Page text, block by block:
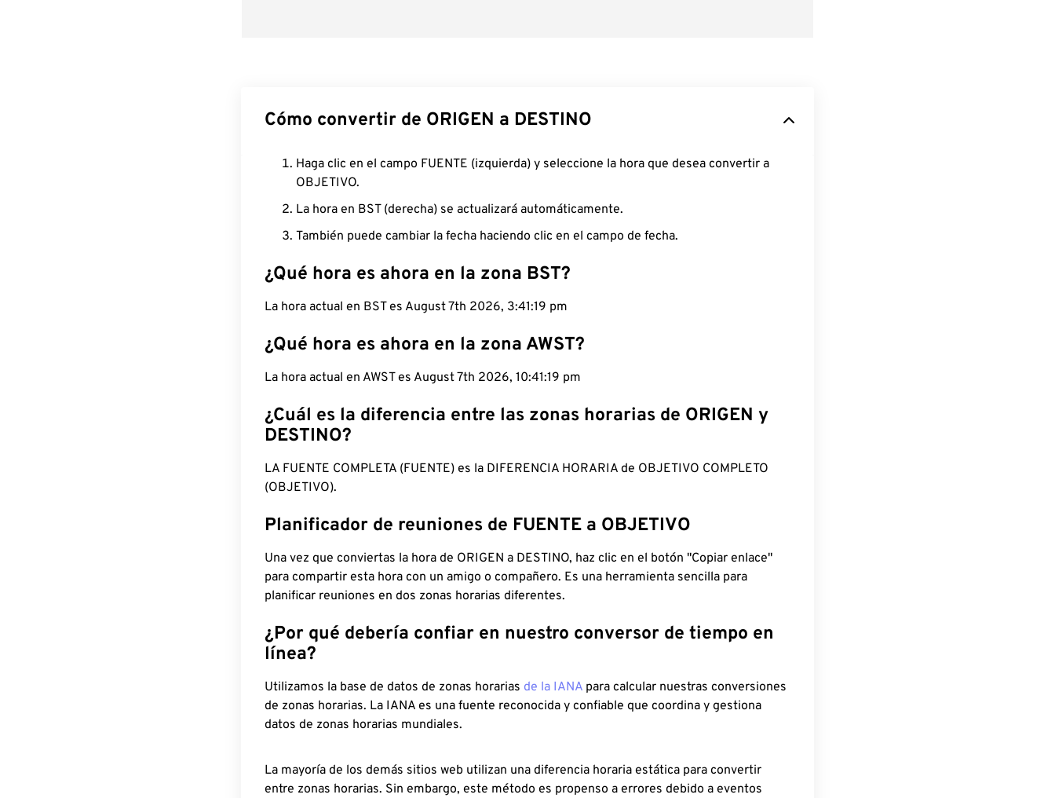
Cómo convertir de ORIGEN a DESTINO
Haga clic en el campo FUENTE (izquierda) y seleccione la hora que desea convertir a
OBJETIVO.
La hora en BST (derecha) se actualizará automáticamente.
También puede cambiar la fecha haciendo clic en el campo de fecha.
¿Qué hora es ahora en la zona BST?
La hora actual en BST es August 7th 2026, 3:41:20 pm
¿Qué hora es ahora en la zona AWST?
La hora actual en AWST es August 7th 2026, 10:41:20 pm
¿Cuál es la diferencia entre las zonas horarias de ORIGEN y
DESTINO?
LA FUENTE COMPLETA (FUENTE) es la DIFERENCIA HORARIA de OBJETIVO COMPLETO
(OBJETIVO).
Planificador de reuniones de FUENTE a OBJETIVO
Una vez que conviertas la hora de ORIGEN a DESTINO, haz clic en el botón "Copiar enlace"
para compartir esta hora con un amigo o compañero. Es una herramienta sencilla para
planificar reuniones en dos zonas horarias diferentes.
¿Por qué debería confiar en nuestro conversor de tiempo en
línea?
Utilizamos la base de datos de zonas horarias de la IANA para calcular nuestras conversiones
de zonas horarias. La IANA es una fuente reconocida y confiable que coordina y gestiona
datos de zonas horarias mundiales.
La mayoría de los demás sitios web utilizan una diferencia horaria estática para convertir
entre zonas horarias. Sin embargo, este método es propenso a errores debido a eventos